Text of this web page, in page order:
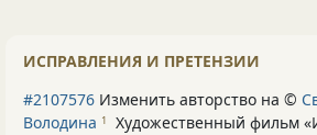
ИСПРАВЛЕНИЯ И ПРЕТЕНЗИИ
#2107576 Изменить авторство на ©
Володина 1 Художественный фильм